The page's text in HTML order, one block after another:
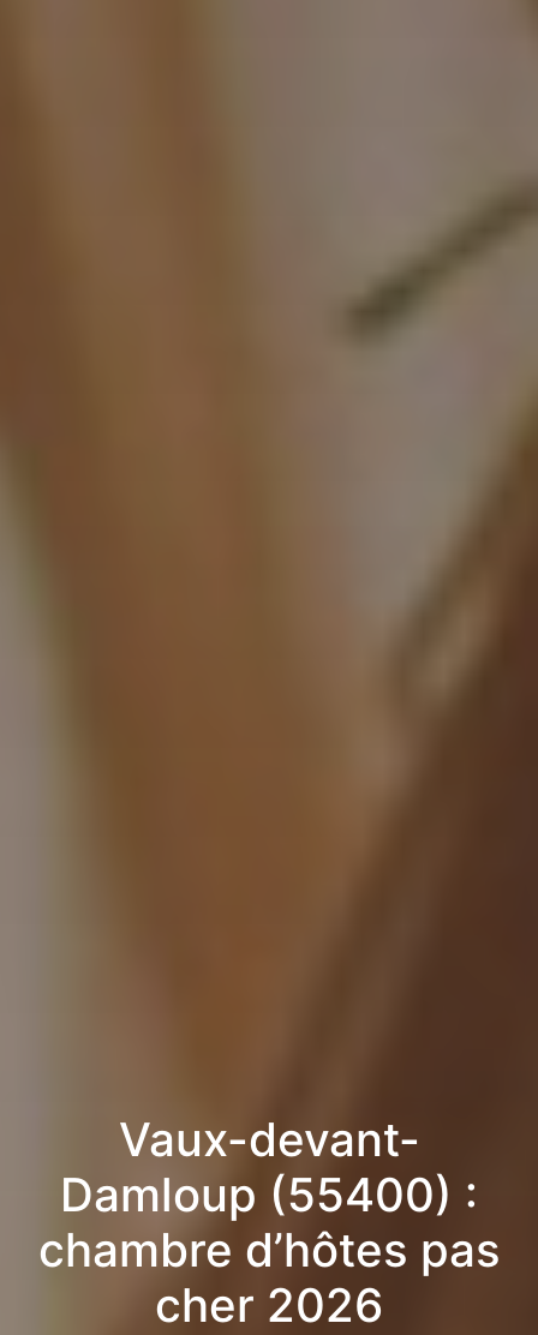
Vaux-devant-
Damloup (55400) :
chambre d’hôtes pas
cher 2026